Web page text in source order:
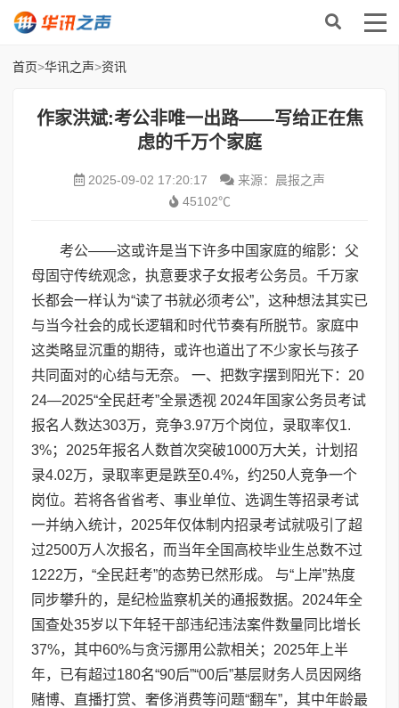
首页>华讯之声>资讯
作家洪斌:考公非唯一出路——写给正在焦
虑的千万个家庭
2025-09-02 17:20:17
来源：晨报之声
45102℃
考公——这或许是当下许多中国家庭的缩影：父
母固守传统观念，执意要求子女报考公务员。千万家
长都会一样认为“读了书就必须考公”，这种想法其实已
与当今社会的成长逻辑和时代节奏有所脱节。家庭中
这类略显沉重的期待，或许也道出了不少家长与孩子
共同面对的心结与无奈。 一、把数字摆到阳光下：20
24—2025“全民赶考”全景透视 2024年国家公务员考试
报名人数达303万，竞争3.97万个岗位，录取率仅1.
3%；2025年报名人数首次突破1000万大关，计划招
录4.02万，录取率更是跌至0.4%，约250人竞争一个
岗位。若将各省省考、事业单位、选调生等招录考试
一并纳入统计，2025年仅体制内招录考试就吸引了超
过2500万人次报名，而当年全国高校毕业生总数不过
1222万，“全民赶考”的态势已然形成。 与“上岸”热度
同步攀升的，是纪检监察机关的通报数据。2024年全
国查处35岁以下年轻干部违纪违法案件数量同比增长
37%，其中60%与贪污挪用公款相关；2025年上半
年，已有超过180名“90后”“00后”基层财务人员因网络
赌博、直播打赏、奢侈消费等问题“翻车”，其中年龄最